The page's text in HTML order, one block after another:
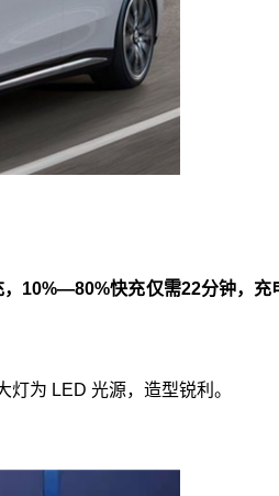
10%—80%快充仅需22分钟，充
为 LED 光源，造型锐利。